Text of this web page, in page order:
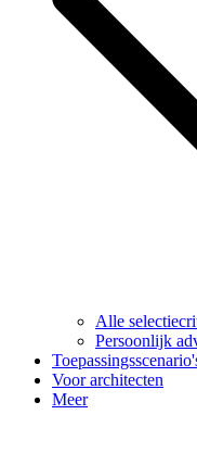
Alle
Persoonlijk
Voor architecten
Meer